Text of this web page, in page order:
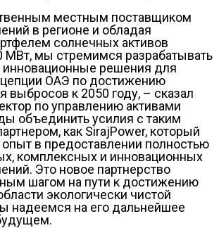
местным поставщиком
в регионе и обладая
солнечных активов
мы стремимся разрабатывать
решения для
ОАЭ по достижению
выбросов к 2050 году, – сказал
по управлению активами
объединить усилия с таким
как SirajPower, который
в предоставлении полностью
комплексных и инновационных
Это новое партнерство
шагом на пути к достижению
экологически чистой
надеемся на его дальнейшее